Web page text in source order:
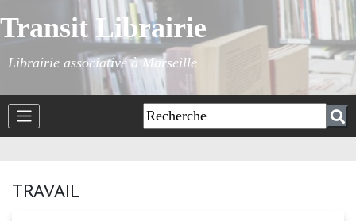
Transit Librairie
Librairie associative à Marseille
TRAVAIL